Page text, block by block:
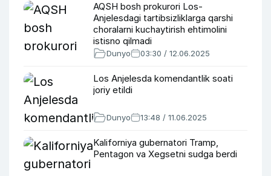
AQSH bosh prokurori Los-
Anjelesdagi tartibsizliklarga qarshi
choralarni kuchaytirish ehtimolini
istisno qilmadi
Dunyo 03:30 / 12.06.2025
Los Anjelesda komendantlik soati
joriy etildi
Dunyo 13:48 / 11.06.2025
Kaliforniya gubernatori Tramp,
Pentagon va Xegsetni sudga berdi